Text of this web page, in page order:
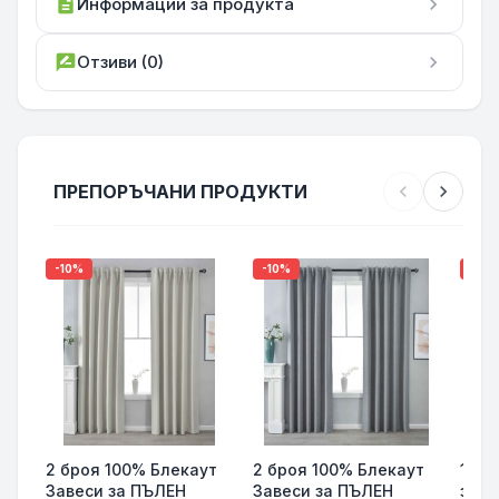
description chevron_right
rate_reviewОтзиви (0) chevron_right
ПРЕПОРЪЧАНИ ПРОДУКТИ chevron_left chevron_right
-10%
2 броя 100% Блекаут
Завеси за ПЪЛЕН
-10%
2 броя 100% Блекаут
Завеси за ПЪЛЕН
за